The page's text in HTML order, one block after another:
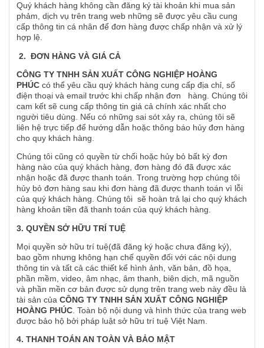
Quý khách hàng không cần đăng ký tài khoản khi mua sản
phảm, dịch vụ trên trang web những sẽ được yêu cầu cung
cấp thông tin cá nhân để đơn hàng được chấp nhận và xử lý
hợp lệ.
2. ĐƠN HÀNG VÀ GIÁ CẢ
CÔNG TY TNHH SẢN XUẤT CÔNG NGHIỆP HOÀNG
PHÚC có thể yêu cầu quý khách hàng cung cấp địa chỉ, số
điện thoại và email trước khi chấp nhận đơn hàng. Chúng tôi
cam kết sẽ cung cấp thông tin giá cả chính xác nhất cho
người tiêu dùng. Nếu có những sai sót xảy ra, chúng tôi sẽ
liên hệ trực tiếp để hướng dẫn hoặc thông báo hủy đơn hàng
cho quy khách hàng.
Chúng tôi cũng có quyền từ chối hoặc hủy bỏ bất kỳ đơn
hàng nào của quý khách hàng, đơn hàng đó đã được xác
nhận hoặc đã được thanh toán. Trong trường hợp chúng tôi
hủy bỏ đơn hàng sau khi đơn hàng đã được thanh toán vì lỗi
của quý khách hàng. Chúng tôi sẽ hoàn trả lại cho quý khách
hàng khoản tiền đã thanh toán của quý khách hàng.
3. QUYỀN SỞ HỮU TRÍ TUỆ
Mọi quyền sở hữu trí tuệ(đã đăng ký hoặc chưa đăng ký),
bao gồm nhưng không hạn chế quyền đối với các nội dung
thông tin và tất cả các thiết kể hình ảnh, văn bản, đồ họa,
phần mềm, video, âm nhạc, âm thanh, biên dịch, mã nguồn
và phần mền cơ bản được sử dụng trên trang web này đều là
tài sản của CÔNG TY TNHH SẢN XUẤT CÔNG NGHIỆP
HOÀNG PHÚC . Toàn bộ nội dung và hình thức của trang web
được bảo hộ bởi pháp luật sở hữu trí tuệ Việt Nam.
4. THANH TOÁN AN TOÀN VÀ BẢO MẬT